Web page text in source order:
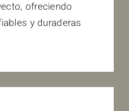
ofreciendo
y duraderas